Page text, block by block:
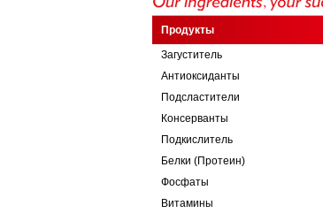
Продукты
Загуститель
Антиоксиданты
Подсластители
Консерванты
Подкислитель
Белки (Протеин)
Фосфаты
Витамины